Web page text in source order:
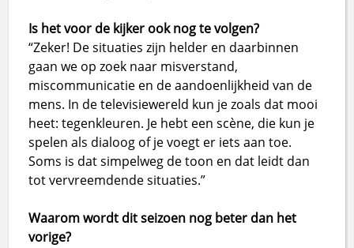
Is het voor de kijker ook nog te volgen?
“Zeker! De situaties zijn helder en daarbinnen
gaan we op zoek naar misverstand,
miscommunicatie en de aandoenlijkheid van de
mens. In de televisiewereld kun je zoals dat mooi
heet: tegenkleuren. Je hebt een scène, die kun je
spelen als dialoog of je voegt er iets aan toe.
Soms is dat simpelweg de toon en dat leidt dan
tot vervreemdende situaties.”
Waarom wordt dit seizoen nog beter dan het
vorige?